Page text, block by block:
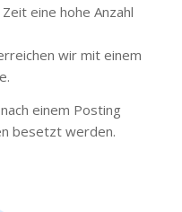
eine hohe Anzahl
wir mit einem
einem Posting
besetzt werden.